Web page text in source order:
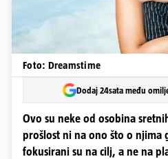
Foto: Dreamstime
Dodaj 24sata među
Ovo su neke od osobina
prošlost ni na ono što o
fokusirani su na cilj, a ne na